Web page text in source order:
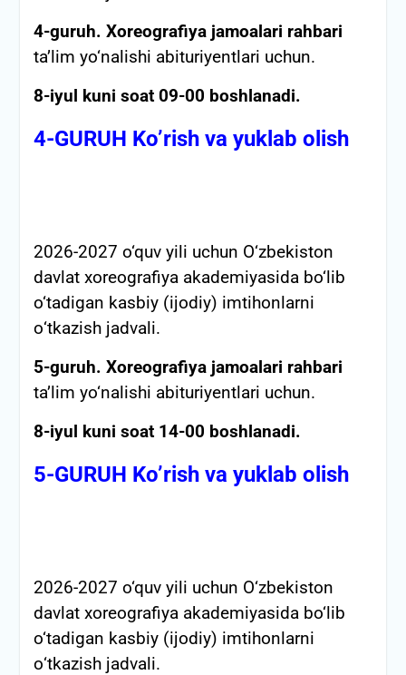
4-guruh. Xoreografiya jamoalari rahbari
ta’lim yo‘nalishi abituriyentlari uchun.
8-iyul kuni soat 09-00 boshlanadi.
4-GURUH Ko’rish va yuklab olish
2026-2027 o‘quv yili uchun O‘zbekiston
davlat xoreografiya akademiyasida bo‘lib
o‘tadigan kasbiy (ijodiy) imtihonlarni
о‘tkazish jadvali.
5-guruh. Xoreografiya jamoalari rahbari
ta’lim yo‘nalishi abituriyentlari uchun.
8-iyul kuni soat 14-00 boshlanadi.
5-GURUH Ko’rish va yuklab olish
2026-2027 o‘quv yili uchun O‘zbekiston
davlat xoreografiya akademiyasida bo‘lib
o‘tadigan kasbiy (ijodiy) imtihonlarni
о‘tkazish jadvali.